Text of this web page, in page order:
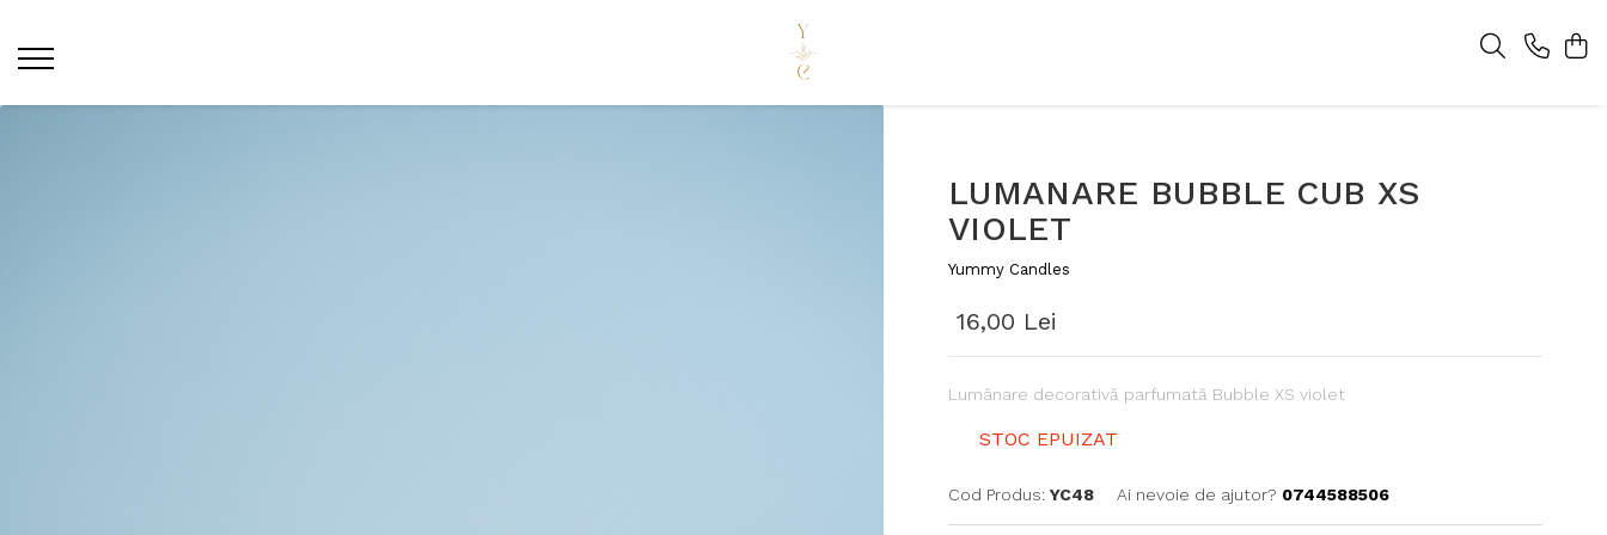
LUMANARE BUBBLE CUB XS
VIOLET
Yummy Candles
16,00 Lei
Lumânare decorativă parfumată Bubble XS violet
STOC EPUIZAT
Cod Produs: YC48 Ai nevoie de ajutor? 0744588506